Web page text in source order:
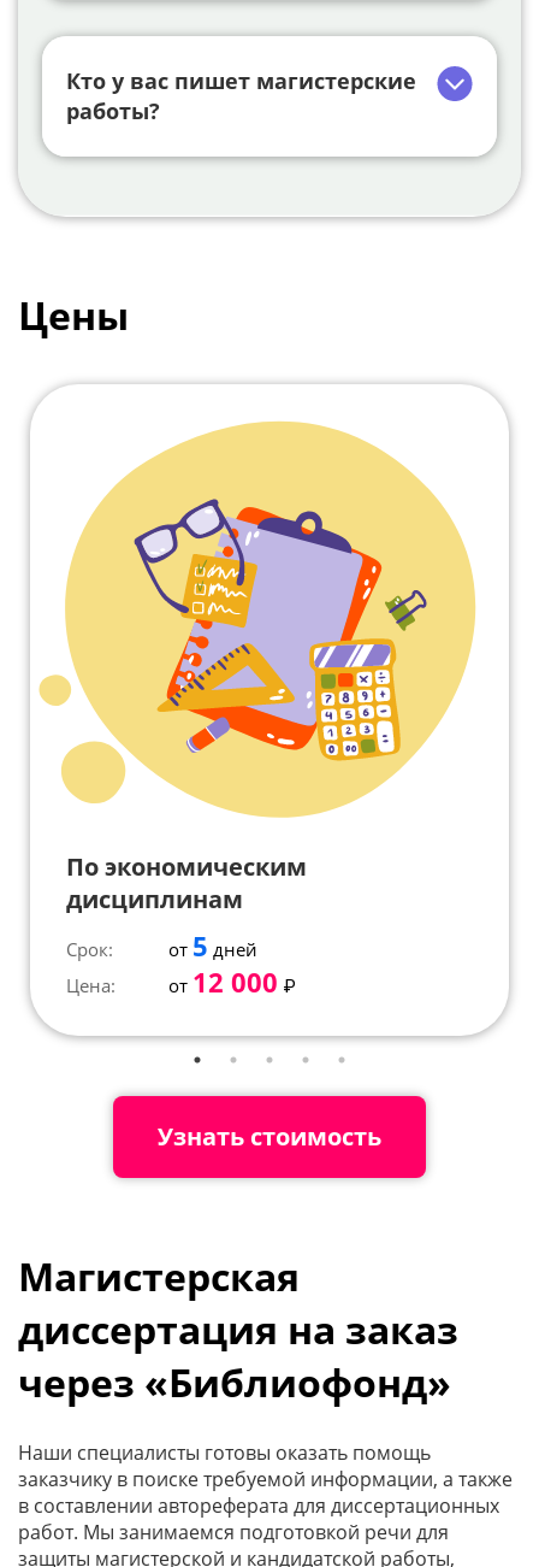
Кто у вас пишет магистерские
работы?
Цены
По экономическим
дисциплинам
Срок: от 5 дней
Цена:
от 12 000 ₽
Узнать стоимость
Магистерская
диссертация на заказ
через «Библиофонд»
Наши специалисты готовы оказать помощь
заказчику в поиске требуемой информации, а также
в составлении автореферата для диссертационных
работ. Мы занимаемся подготовкой речи для
защиты магистерской и кандидатской работы,